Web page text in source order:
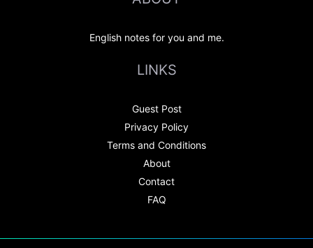
English notes for you and me.
LINKS
Guest Post
Privacy Policy
Terms and Conditions
About
Contact
FAQ